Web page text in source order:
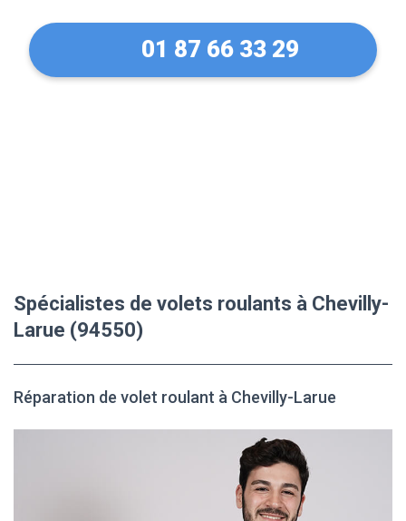
01 87 66 33 29
Spécialistes de volets roulants à Chevilly-
Larue (94550)
Réparation de volet roulant à Chevilly-Larue